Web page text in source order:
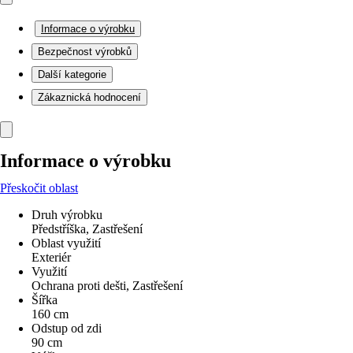
Informace o výrobku
Bezpečnost výrobků
Další kategorie
Zákaznická hodnocení
Informace o výrobku
Přeskočit oblast
Druh výrobku
Předstříška, Zastřešení
Oblast využití
Exteriér
Využití
Ochrana proti dešti, Zastřešení
Šířka
160 cm
Odstup od zdi
90 cm